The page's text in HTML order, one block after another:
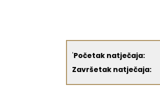
'Početak natječaja:
Završetak natječaja: